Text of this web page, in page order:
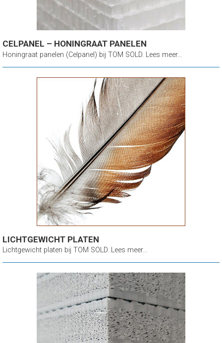
CELPANEL – HONINGRAAT PANELEN
Honingraat panelen (Celpanel) bij TOM SOLD. Lees meer...
LICHTGEWICHT PLATEN
Lichtgewicht platen bij TOM SOLD. Lees meer...